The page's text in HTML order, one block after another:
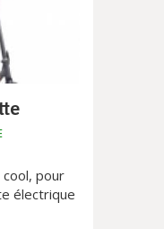
cool, pour
électrique